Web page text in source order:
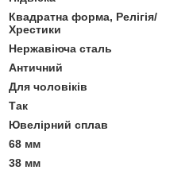
Квадратна форма, Релігія/
Хрестики
Нержавіюча сталь
Античний
Для чоловіків
Так
Ювелірний сплав
68 мм
38 мм